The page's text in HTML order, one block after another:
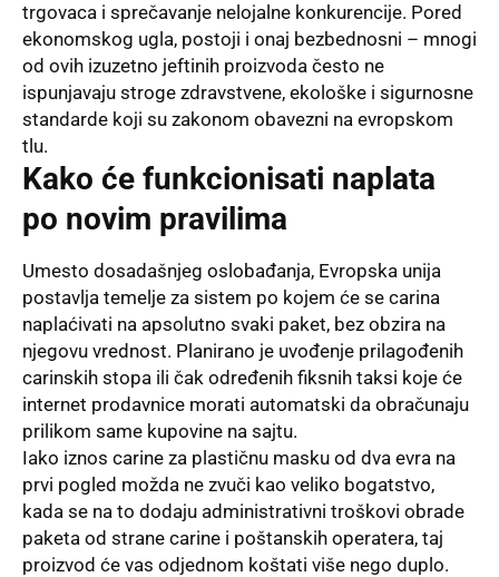
trgovaca i sprečavanje nelojalne konkurencije. Pored
ekonomskog ugla, postoji i onaj bezbednosni – mnogi
od ovih izuzetno jeftinih proizvoda često ne
ispunjavaju stroge zdravstvene, ekološke i sigurnosne
standarde koji su zakonom obavezni na evropskom
tlu.
Kako će funkcionisati naplata
po novim pravilima
Umesto dosadašnjeg oslobađanja, Evropska unija
postavlja temelje za sistem po kojem će se carina
naplaćivati na apsolutno svaki paket, bez obzira na
njegovu vrednost. Planirano je uvođenje prilagođenih
carinskih stopa ili čak određenih fiksnih taksi koje će
internet prodavnice morati automatski da obračunaju
prilikom same kupovine na sajtu.
Iako iznos carine za plastičnu masku od dva evra na
prvi pogled možda ne zvuči kao veliko bogatstvo,
kada se na to dodaju administrativni troškovi obrade
paketa od strane carine i poštanskih operatera, taj
proizvod će vas odjednom koštati više nego duplo.